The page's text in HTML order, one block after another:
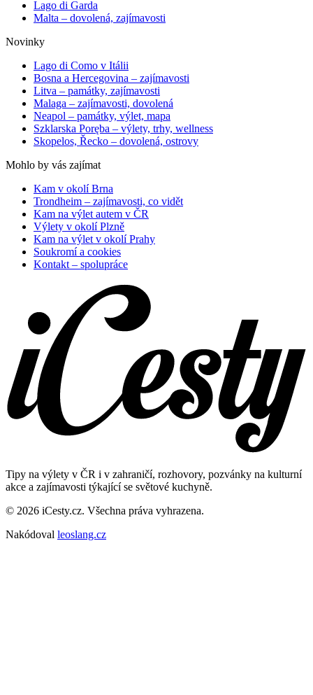
Lago di Garda
Malta – dovolená, zajímavosti
Novinky
Lago di Como v Itálii
Bosna a Hercegovina – zajímavosti
Litva – památky, zajímavosti
Malaga – zajímavosti, dovolená
Neapol – památky, výlet, mapa
Szklarska Poręba – výlety, trhy, wellness
Skopelos, Řecko – dovolená, ostrovy
Mohlo by vás zajímat
Kam v okolí Brna
Trondheim – zajímavosti, co vidět
Kam na výlet autem v ČR
Výlety v okolí Plzně
Kam na výlet v okolí Prahy
Soukromí a cookies
Kontakt – spolupráce
Tipy na výlety v ČR i v zahraničí, rozhovory, pozvánky na kulturní
akce a zajímavosti týkající se světové kuchyně.
© 2026 iCesty.cz. Všechna práva vyhrazena.
Nakódoval leoslang.cz